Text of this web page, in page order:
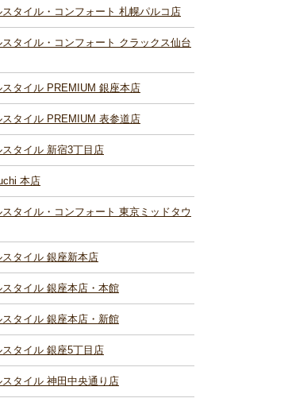
タイル・コンフォート 札幌パルコ店
タイル・コンフォート クラックス仙台
タイル PREMIUM 銀座本店
タイル PREMIUM 表参道店
タイル 新宿3丁目店
本店
タイル・コンフォート 東京ミッドタウ
タイル 銀座新本店
タイル 銀座本店・本館
タイル 銀座本店・新館
タイル 銀座5丁目店
タイル 神田中央通り店